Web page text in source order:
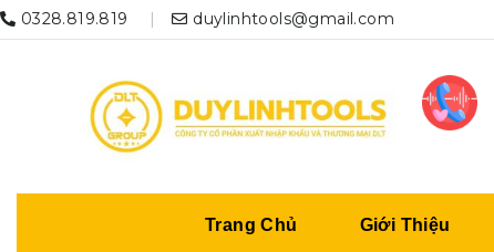
0328.819.819 duylinhtools@gmail.com
Trang Chủ Giới Thiệu